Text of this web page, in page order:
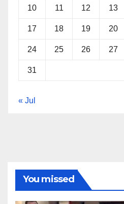
10 11 12 13
17 18 19 20
24 25 26 27
31
« Jul
You missed